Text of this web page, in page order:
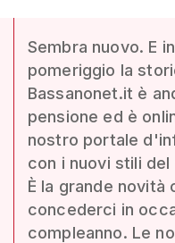
Sembra nuovo. E
pomeriggio la
Bassanonet.it è
pensione ed è
nostro portale
con i nuovi stili del
È la grande novità
concederci in
compleanno. Le